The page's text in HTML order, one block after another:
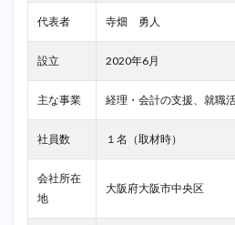
代表者 寺畑 勇人
設立 2020年6月
主な事業 経理・会計の支援、就職
社員数 １名（取材時）
会社所在
地
大阪府大阪市中央区